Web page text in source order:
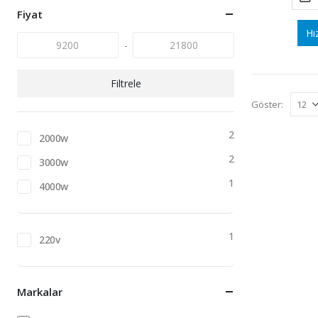
Göster:
Fiyat
-
Filtrele
2000w 2
3000w 2
4000w 1
220v 1
Markalar